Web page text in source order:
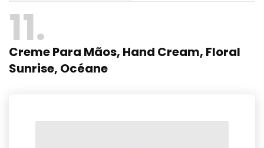
11
Creme Para Mãos, Hand Cream, Floral
Sunrise, Océane